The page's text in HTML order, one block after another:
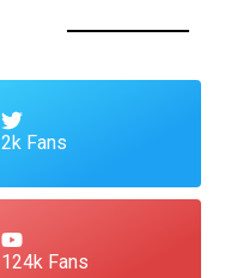
2k Fans
124k Fans